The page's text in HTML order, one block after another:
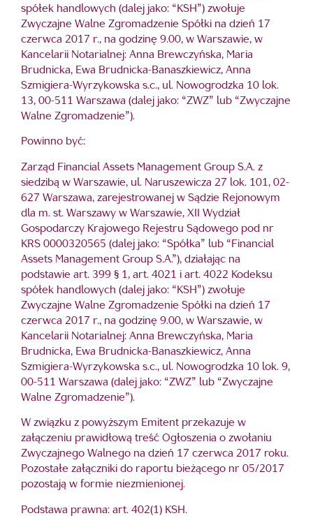
spółek handlowych (dalej jako: “KSH”) zwołuje
Zwyczajne Walne Zgromadzenie Spółki na dzień 17
czerwca 2017 r., na godzinę 9.00, w Warszawie, w
Kancelarii Notarialnej: Anna Brewczyńska, Maria
Brudnicka, Ewa Brudnicka-Banaszkiewicz, Anna
Szmigiera-Wyrzykowska s.c., ul. Nowogrodzka 10 lok.
13, 00-511 Warszawa (dalej jako: “ZWZ” lub “Zwyczajne
Walne Zgromadzenie”).
Powinno być:
Zarząd Financial Assets Management Group S.A. z
siedzibą w Warszawie, ul. Naruszewicza 27 lok. 101, 02-
627 Warszawa, zarejestrowanej w Sądzie Rejonowym
dla m. st. Warszawy w Warszawie, XII Wydział
Gospodarczy Krajowego Rejestru Sądowego pod nr
KRS 0000320565 (dalej jako: “Spółka” lub “Financial
Assets Management Group S.A.”), działając na
podstawie art. 399 § 1, art. 4021 i art. 4022 Kodeksu
spółek handlowych (dalej jako: “KSH”) zwołuje
Zwyczajne Walne Zgromadzenie Spółki na dzień 17
czerwca 2017 r., na godzinę 9.00, w Warszawie, w
Kancelarii Notarialnej: Anna Brewczyńska, Maria
Brudnicka, Ewa Brudnicka-Banaszkiewicz, Anna
Szmigiera-Wyrzykowska s.c., ul. Nowogrodzka 10 lok. 9,
00-511 Warszawa (dalej jako: “ZWZ” lub “Zwyczajne
Walne Zgromadzenie”).
W związku z powyższym Emitent przekazuje w
załączeniu prawidłową treść Ogłoszenia o zwołaniu
Zwyczajnego Walnego na dzień 17 czerwca 2017 roku.
Pozostałe załączniki do raportu bieżącego nr 05/2017
pozostają w formie niezmienionej.
Podstawa prawna: art. 402(1) KSH.